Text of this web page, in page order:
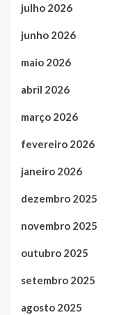
julho 2026
junho 2026
maio 2026
abril 2026
março 2026
fevereiro 2026
janeiro 2026
dezembro 2025
novembro 2025
outubro 2025
setembro 2025
agosto 2025